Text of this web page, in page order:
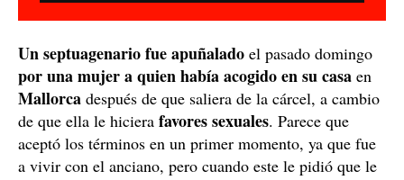
Un septuagenario fue apuñalado el pasado domingo
por una mujer a quien había acogido en sucasa en
Mallorca después de que saliera de la cárcel, a cambio
de que ella le hiciera favores sexuales. Parece que
aceptó los términos en un primer momento, ya que fue
a vivir con el anciano, pero cuando este le pidió que le